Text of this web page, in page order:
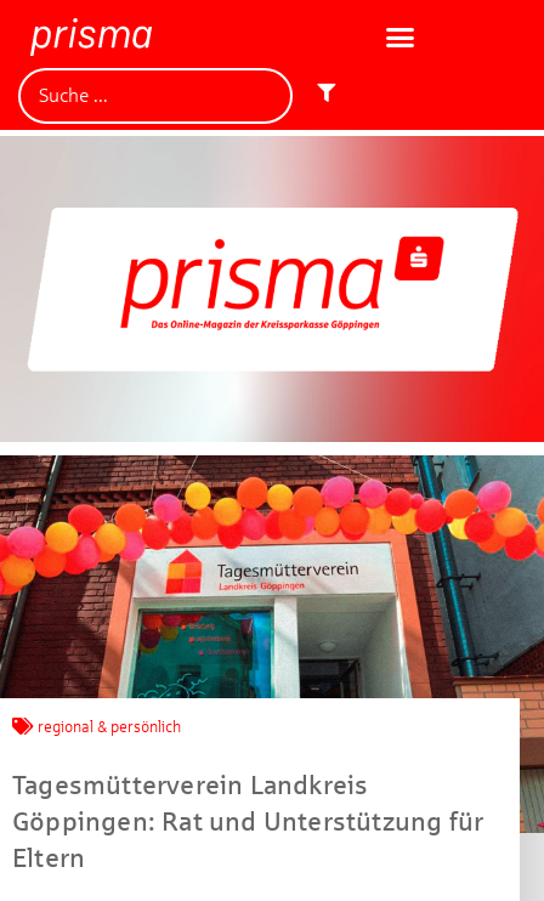
regional & persönlich
Tagesmütterverein Landkreis
Göppingen: Rat und Unterstützung für
Eltern
Jetzt mitmachen und
gewinnen!
Machen Sie mit bei unserem Gewinnspiel! Bis 31.
Dezember 2021 verlosen wir 10 Gutscheine des
Treffpunkt Gold der Kreissparkasse Göppingen im Wert